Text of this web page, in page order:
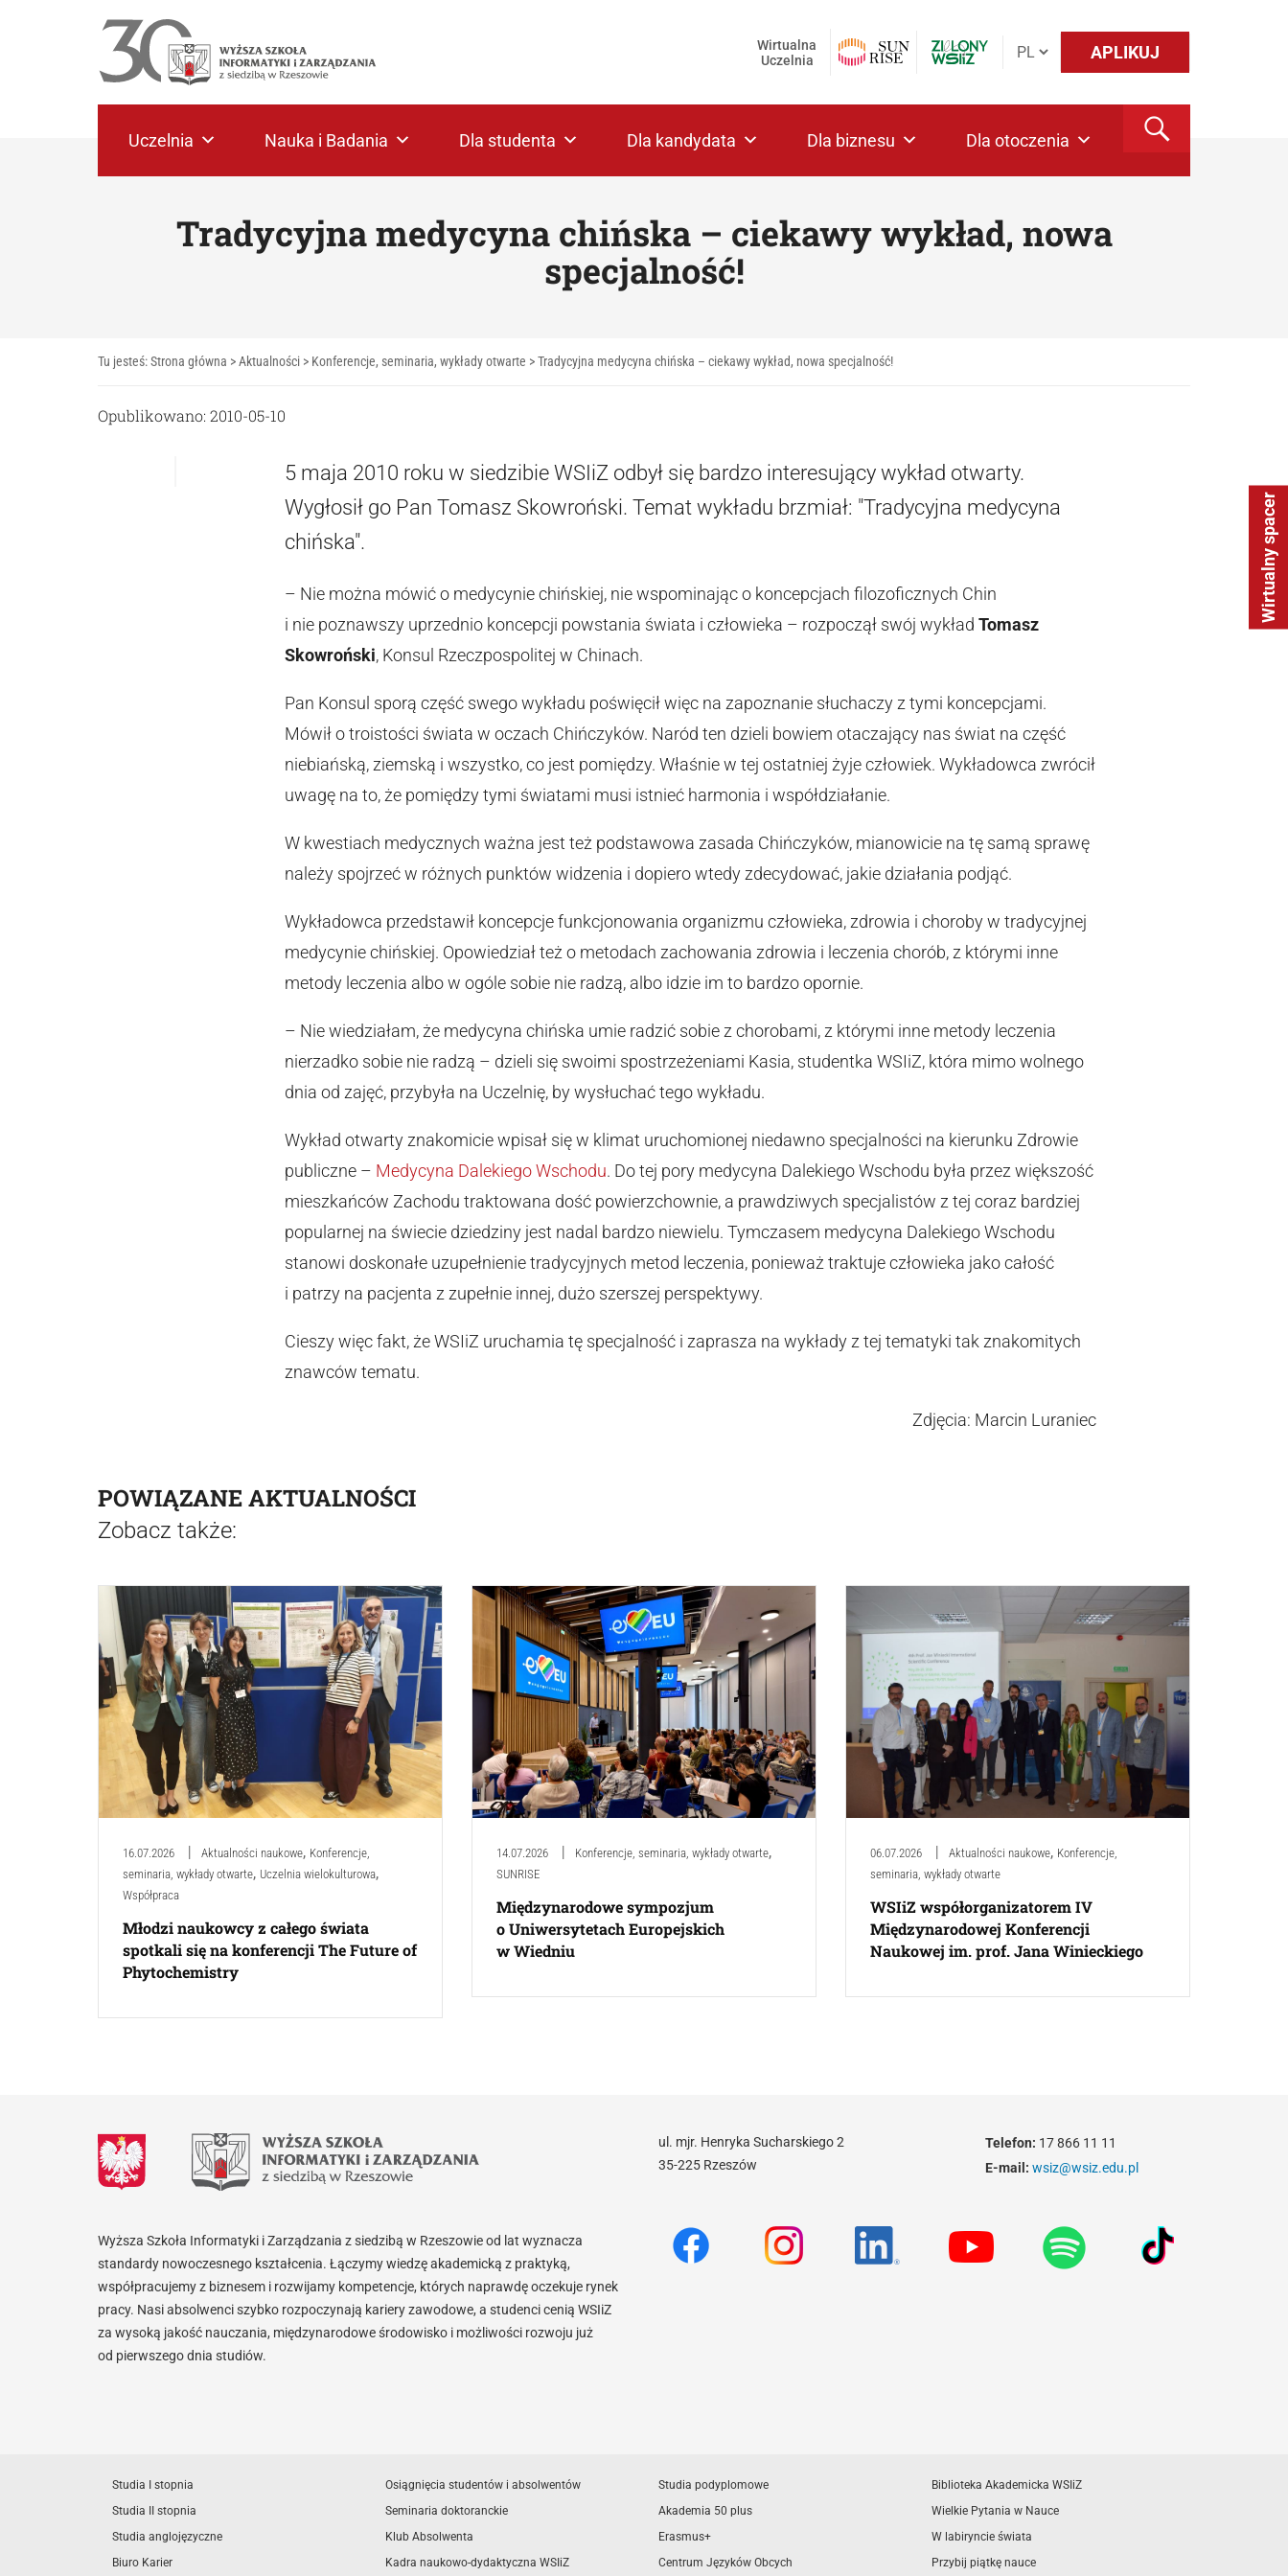
Wirtualny spacer
APLIKUJ
Wirtualna
Uczelnia
Uczelnia Nauka i Badania Dla studenta Dla kandydata Dla biznesu Dla otoczenia
Tradycyjna medycyna chińska – ciekawy wykład, nowa
specjalność!
Tu jesteś:Strona główna >Aktualności > Konferencje, seminaria, wykłady otwarte >Tradycyjna medycyna chińska – ciekawy wykład, nowa specjalność!
Opublikowano: 2010-05-10
5 maja 2010 roku w siedzibie WSIiZ odbył się bardzo interesujący wykład otwarty.
Wygłosił go Pan Tomasz Skowroński. Temat wykładu brzmiał: "Tradycyjna medycyna
chińska".
– Nie można mówić o medycynie chińskiej, nie wspominając o koncepcjach filozoficznych Chin
i nie poznawszy uprzednio koncepcji powstania świata i człowieka – rozpoczął swój wykład Tomasz
Skowroński, Konsul Rzeczpospolitej w Chinach.
Pan Konsul sporą część swego wykładu poświęcił więc na zapoznanie słuchaczy z tymi koncepcjami.
Mówił o troistości świata w oczach Chińczyków. Naród ten dzieli bowiem otaczający nas świat na część
niebiańską, ziemską i wszystko, co jest pomiędzy. Właśnie w tej ostatniej żyje człowiek. Wykładowca zwrócił
uwagę na to, że pomiędzy tymi światami musi istnieć harmonia i współdziałanie.
W kwestiach medycznych ważna jest też podstawowa zasada Chińczyków, mianowicie na tę samą sprawę
należy spojrzeć w różnych punktów widzenia i dopiero wtedy zdecydować, jakie działania podjąć.
Wykładowca przedstawił koncepcje funkcjonowania organizmu człowieka, zdrowia i choroby w tradycyjnej
medycynie chińskiej. Opowiedział też o metodach zachowania zdrowia i leczenia chorób, z którymi inne
metody leczenia albo w ogóle sobie nie radzą, albo idzie im to bardzo opornie.
– Nie wiedziałam, że medycyna chińska umie radzić sobie z chorobami, z którymi inne metody leczenia
nierzadko sobie nie radzą – dzieli się swoimi spostrzeżeniami Kasia, studentka WSIiZ, która mimo wolnego
dnia od zajęć, przybyła na Uczelnię, by wysłuchać tego wykładu.
Wykład otwarty znakomicie wpisał się w klimat uruchomionej niedawno specjalności na kierunku Zdrowie
publiczne – Medycyna Dalekiego Wschodu. Do tej pory medycyna Dalekiego Wschodu była przez większość
mieszkańców Zachodu traktowana dość powierzchownie, a prawdziwych specjalistów z tej coraz bardziej
popularnej na świecie dziedziny jest nadal bardzo niewielu. Tymczasem medycyna Dalekiego Wschodu
stanowi doskonałe uzupełnienie tradycyjnych metod leczenia, ponieważ traktuje człowieka jako całość
i patrzy na pacjenta z zupełnie innej, dużo szerszej perspektywy.
Cieszy więc fakt, że WSIiZ uruchamia tę specjalność i zaprasza na wykłady z tej tematyki tak znakomitych
znawców tematu.
Zdjęcia: Marcin Luraniec
POWIĄZANE AKTUALNOŚCI
Zobacz także:
16.07.2026 Aktualności naukowe, Konferencje,
seminaria, wykłady otwarte, Uczelnia wielokulturowa,
Współpraca
Młodzi naukowcy z całego świata
spotkali się na konferencji The Future of
Phytochemistry
14.07.2026 Konferencje, seminaria, wykłady otwarte,
SUNRISE
Międzynarodowe sympozjum
o Uniwersytetach Europejskich
w Wiedniu
06.07.2026 Aktualności naukowe, Konferencje,
seminaria, wykłady otwarte
WSIiZ współorganizatorem IV
Międzynarodowej Konferencji
Naukowej im. prof. Jana Winieckiego
Wyższa Szkoła Informatyki i Zarządzania z siedzibą w Rzeszowie od lat wyznacza
standardy nowoczesnego kształcenia. Łączymy wiedzę akademicką z praktyką,
współpracujemy z biznesem i rozwijamy kompetencje, których naprawdę oczekuje rynek
pracy. Nasi absolwenci szybko rozpoczynają kariery zawodowe, a studenci cenią WSIiZ
za wysoką jakość nauczania, międzynarodowe środowisko i możliwości rozwoju już
od pierwszego dnia studiów.
ul. mjr. Henryka Sucharskiego 2
35-225 Rzeszów
Telefon: 17 866 11 11
E-mail: wsiz@wsiz.edu.pl
Studia I stopnia
Studia II stopnia
Studia anglojęzyczne
Biuro Karier
Osiągnięcia studentów i absolwentów
Seminaria doktoranckie
Klub Absolwenta
Kadra naukowo-dydaktyczna WSIiZ
Studia podyplomowe
Akademia 50 plus
Erasmus+
Centrum Języków Obcych
Biblioteka Akademicka WSIiZ
Wielkie Pytania w Nauce
W labiryncie świata
Przybij piątkę nauce